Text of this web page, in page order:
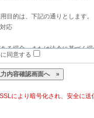
目的は、下記の通りとします。
応
る場合、または法令に基づく
に提供することはありません。
託し、業務委託先に対して必要
あります。この場合、これらの業
同意する
により暗号化され、安全に送